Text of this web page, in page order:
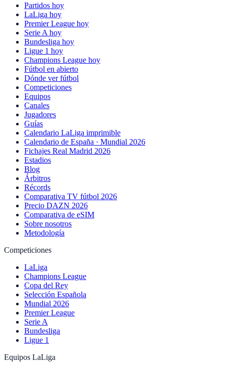
Partidos hoy
LaLiga hoy
Premier League hoy
Serie A hoy
Bundesliga hoy
Ligue 1 hoy
Champions League hoy
Fútbol en abierto
Dónde ver fútbol
Competiciones
Equipos
Canales
Jugadores
Guías
Calendario LaLiga imprimible
Calendario de España · Mundial 2026
Fichajes Real Madrid 2026
Estadios
Blog
Árbitros
Récords
Comparativa TV fútbol 2026
Precio DAZN 2026
Comparativa de eSIM
Sobre nosotros
Metodología
Competiciones
LaLiga
Champions League
Copa del Rey
Selección Española
Mundial 2026
Premier League
Serie A
Bundesliga
Ligue 1
Equipos LaLiga